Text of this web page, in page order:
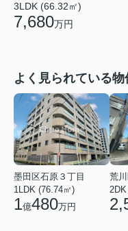
3LDK (66.32㎡)
7,680万円
よく見られている物
墨田区石原３丁目
1LDK (76.74㎡)
1億480万円
荒